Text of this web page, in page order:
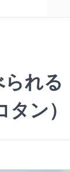
れ
ン）